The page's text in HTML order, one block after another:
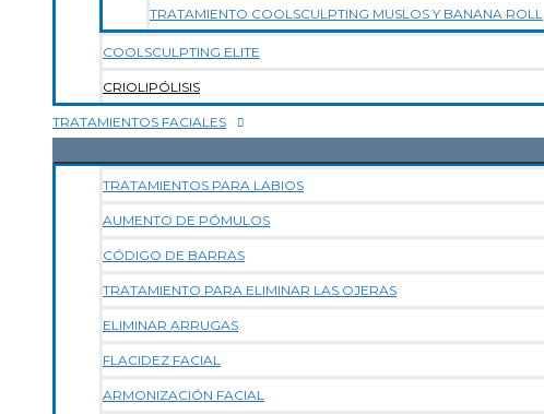
TRATAMIENTO COOLSCULPTING MUSLOS Y BANANA ROLL
COOLSCULPTING ELITE
CRIOLIPÓLISIS
TRATAMIENTOS FACIALES
TRATAMIENTOS PARA LABIOS
AUMENTO DE PÓMULOS
CÓDIGO DE BARRAS
TRATAMIENTO PARA ELIMINAR LAS OJERAS
ELIMINAR ARRUGAS
FLACIDEZ FACIAL
ARMONIZACIÓN FACIAL